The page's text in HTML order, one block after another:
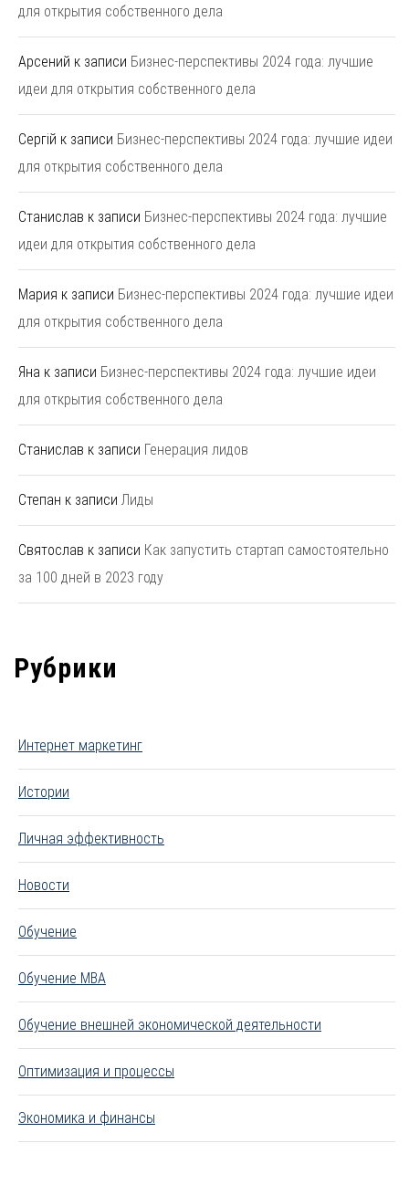
для открытия собственного дела
Арсений к записи Бизнес-перспективы 2024 года: лучшие
идеи для открытия собственного дела
Сергій к записи Бизнес-перспективы 2024 года: лучшие идеи
для открытия собственного дела
Станислав к записи Бизнес-перспективы 2024 года: лучшие
идеи для открытия собственного дела
Мария к записи Бизнес-перспективы 2024 года: лучшие идеи
для открытия собственного дела
Яна к записи Бизнес-перспективы 2024 года: лучшие идеи
для открытия собственного дела
Станислав к записи Генерация лидов
Степан к записи Лиды
Святослав к записи Как запустить стартап самостоятельно
за 100 дней в 2023 году
Рубрики
Интернет маркетинг
Истории
Личная эффективность
Новости
Обучение
Обучение MBA
Обучение внешней экономической деятельности
Оптимизация и процессы
Экономика и финансы